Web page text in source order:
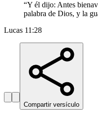
“Y él dijo: Antes
palabra de Dios, y la
Lucas 11:28
Compartir versículo